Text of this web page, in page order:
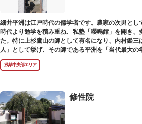
細井平洲は江戸時代の儒学者です。農家の次男とし
時代より勉学を積み重ね、私塾「嚶鳴館」を開き、
た。特に上杉鷹山の師として有名になり、内村鑑三
人」として挙げ、その師である平洲を「当代最大の
しています。お墓は天嶽院（てんがくいん）境内に
浅草中央部エリア
修性院